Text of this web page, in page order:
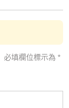
必填欄位標示為 *